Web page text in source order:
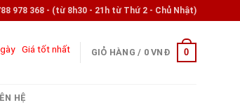
978 368 - (từ 8h30 - 21h từ Thứ 2 - Chủ Nhật)
Giá tốt nhất GIỎ HÀNG / 0VNĐ 0
HỆ